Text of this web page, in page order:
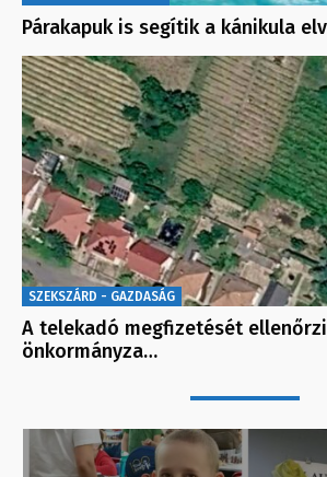
Párakapuk is segítik a kánikula
SZEKSZÁRD - GAZDASÁG
A telekadó megfizetését
önkormányza…